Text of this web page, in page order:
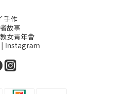
手作
故事
女青年會
| Instagram